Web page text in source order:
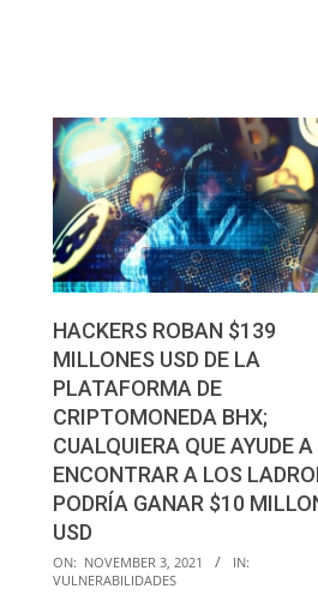
HACKERS ROBAN $139
MILLONES USD DE LA
PLATAFORMA DE
CRIPTOMONEDA BHX;
CUALQUIERA QUE AYUDE A
ENCONTRAR A LOS
PODRÍA GANAR $10
USD
2021-
11-
ON: NOVEMBER 3, 2021
IN:
VULNERABILIDADES